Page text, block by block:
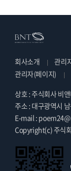
회사소개
관리
관리자(페이지)
상호 : 주식회사 비
주소 : 대구광역시
E-mail :
Copyright(c) 주식